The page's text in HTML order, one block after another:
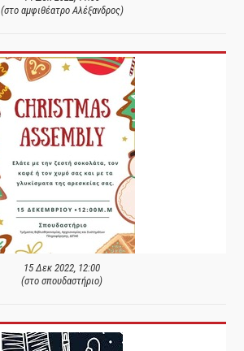
(στο αμφιθέατρο Αλέξανδρος)
15 Δεκ 2022, 12:00
(στο σπουδαστήριο)